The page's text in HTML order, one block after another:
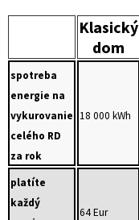
Klasický
dom
spotreba
energie na
vykurovanie
celého RD
za rok
18 000 kWh
platíte
každý
64 Eur